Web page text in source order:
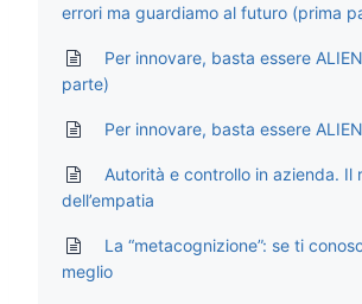
errori ma guardiamo al futuro (prima
Per innovare, basta essere
parte)
Per innovare, basta essere
Autorità e controllo in azienda. Il
dell’empatia
La “metacognizione”: se ti
meglio